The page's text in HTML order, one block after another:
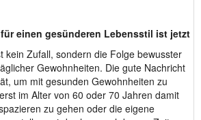
einen gesünderen Lebensstil ist jetzt
kein Zufall, sondern die Folge bewusster
Gewohnheiten. Die gute Nachricht
um mit gesunden Gewohnheiten zu
im Alter von 60 oder 70 Jahren damit
zu gehen oder die eigene